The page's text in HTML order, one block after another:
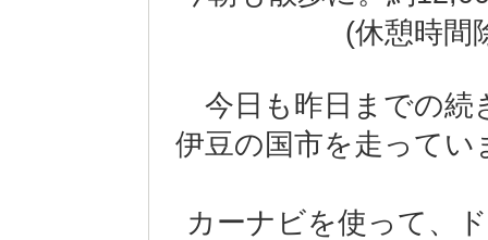
(休憩時間
今日も昨日までの続
伊豆の国市を走ってい
カーナビを使って、